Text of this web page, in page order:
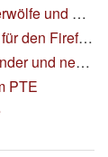
Nachtmaps
Firefox 3.6
neue Preise
PTE